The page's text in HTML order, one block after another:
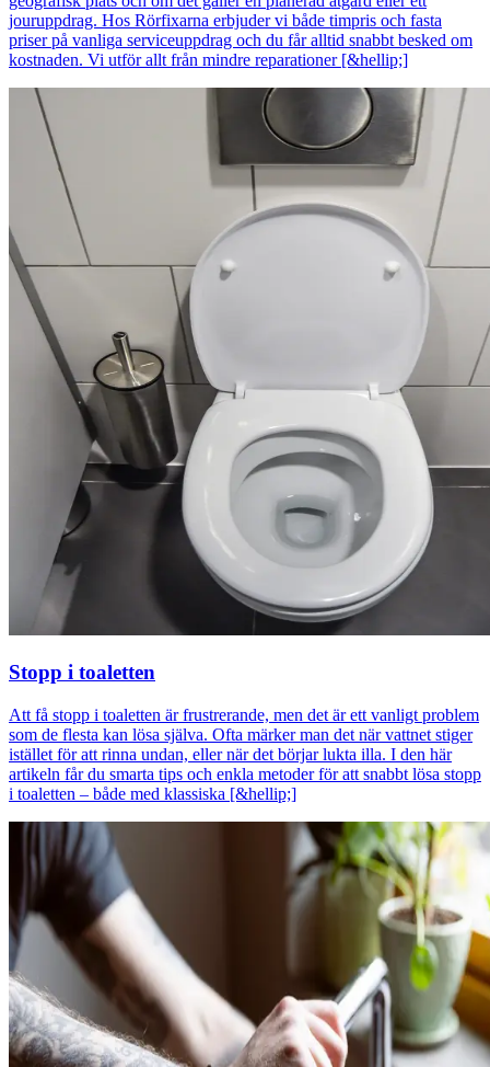
jouruppdrag. Hos Rörfixarna erbjuder vi både timpris och fasta
priser på vanliga serviceuppdrag och du får alltid snabbt besked om
kostnaden. Vi utför allt från mindre reparationer [&hellip;]
Stopp i toaletten
Att få stopp i toaletten är frustrerande, men det är ett vanligt problem
som de flesta kan lösa själva. Ofta märker man det när vattnet stiger
istället för att rinna undan, eller när det börjar lukta illa. I den här
artikeln får du smarta tips och enkla metoder för att snabbt lösa stopp
i toaletten – både med klassiska [&hellip;]